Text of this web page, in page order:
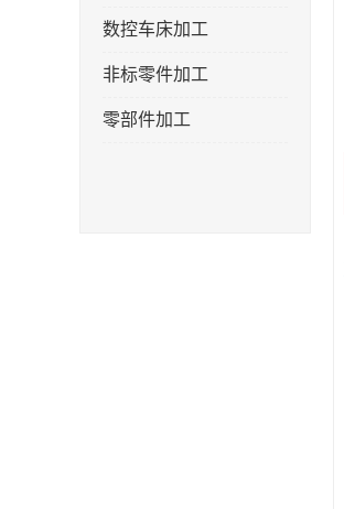
数控车床加工
非标零件加工
零部件加工